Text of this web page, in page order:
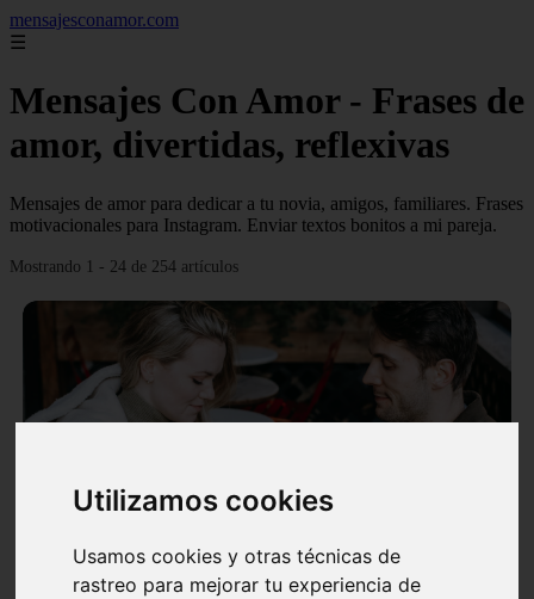
Utilizamos cookies
Usamos cookies y otras técnicas de
rastreo para mejorar tu experiencia de
mensajesconamor.com
☰
Mensajes Con Amor - Frases de
amor, divertidas, reflexivas
Mensajes de amor para dedicar a tu novia, amigos, familiares. Frases
motivacionales para Instagram. Enviar textos bonitos a mi pareja.
Mostrando 1 - 24 de 254 artículos
✓ 40 mensajes de buenos días para novio que le
alegrarán el día